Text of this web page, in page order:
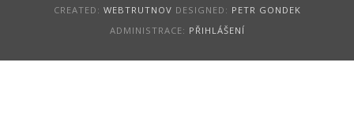
CREATED: WEBTRUTNOV DESIGNED: PETR GONDEK
ADMINISTRACE: PŘIHLÁŠENÍ